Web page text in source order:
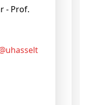
- Prof.
uhasselt